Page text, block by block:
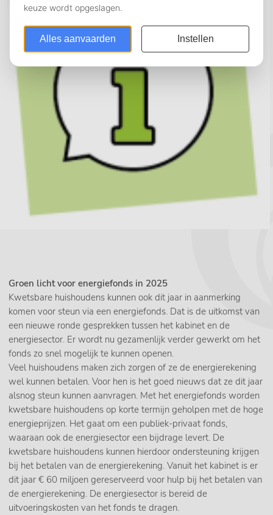
Groen licht voor energiefonds in 2025
Kwetsbare huishoudens kunnen ook dit jaar in aanmerking
komen voor steun via een energiefonds. Dat is de uitkomst van
een nieuwe ronde gesprekken tussen het kabinet en de
energiesector. Er wordt nu gezamenlijk verder gewerkt om het
fonds zo snel mogelijk te kunnen openen.
Veel huishoudens maken zich zorgen of ze de energierekening
wel kunnen betalen. Voor hen is het goed nieuws dat ze dit jaar
alsnog steun kunnen aanvragen. Met het energiefonds worden
kwetsbare huishoudens op korte termijn geholpen met de hoge
energieprijzen. Het gaat om een publiek-privaat fonds,
waaraan ook de energiesector een bijdrage levert. De
kwetsbare huishoudens kunnen hierdoor ondersteuning krijgen
bij het betalen van de energierekening. Vanuit het kabinet is er
dit jaar € 60 miljoen gereserveerd voor hulp bij het betalen van
de energierekening. De energiesector is bereid de
uitvoeringskosten van het fonds te dragen.